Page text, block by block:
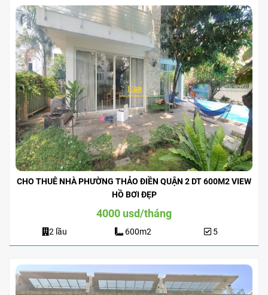
CHO THUÊ NHÀ PHƯỜNG THẢO ĐIỀN QUẬN 2 DT 600M2 VIEW
HỒ BƠI ĐẸP
4000 usd/tháng
2 lầu 600m2 5